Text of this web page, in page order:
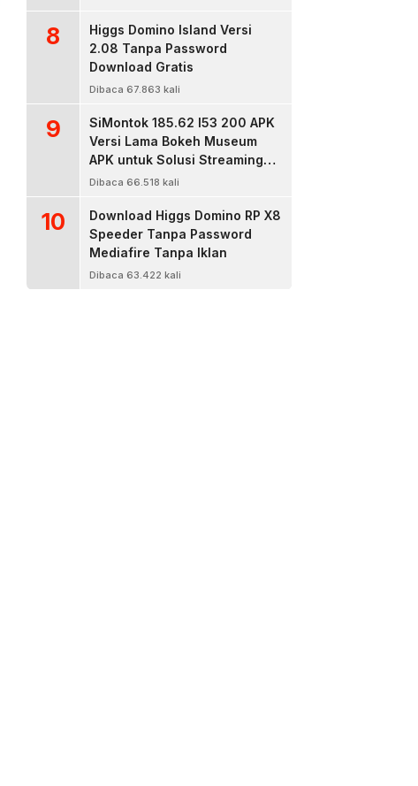
8
Higgs Domino Island Versi
2.08 Tanpa Password
Download Gratis
Dibaca 67.863 kali
9
SiMontok 185.62 l53 200 APK
Versi Lama Bokeh Museum
APK untuk Solusi Streaming
Video Bokeh Tanpa Batas
Dibaca 66.518 kali
10
Download Higgs Domino RP X8
Speeder Tanpa Password
Mediafire Tanpa Iklan
Dibaca 63.422 kali